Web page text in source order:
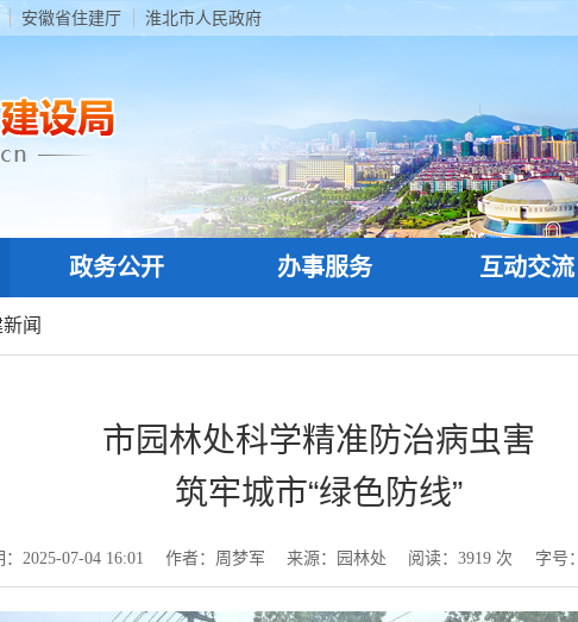
安徽省住建厅 淮北市人民政府
政务公开 办事服务 互动交流
闻
市园林处科学精准防治病虫害
筑牢城市“绿色防线”
2025-07-04 16:01 作者：周梦军 来源：园林处 阅读： 3919次 字号：